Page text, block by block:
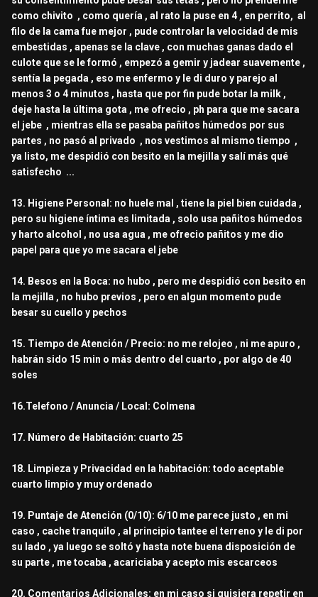
como chivito , como quería , al rato la puse en 4 , en perrito, al
filo de la cama fue mejor , pude controlar la velocidad de mis
embestidas , apenas se la clave , con muchas ganas dado el
culote que se le formó , empezó a gemir y jadear suavemente ,
sentía la pegada , eso me enfermo y le di duro y parejo al
menos 3 o 4 minutos , hasta que por fin pude botar la milk ,
deje hasta la última gota , me ofrecio , ph para que me sacara
el jebe , mientras ella se pasaba pañitos húmedos por sus
partes , no pasó al privado , nos vestimos al mismo tiempo ,
ya listo, me despidió con besito en la mejilla y salí más qué
satisfecho ...
13. Higiene Personal: no huele mal , tiene la piel bien cuidada ,
pero su higiene íntima es limitada , solo usa pañitos húmedos
y harto alcohol , no usa agua , me ofrecio pañitos y me dio
papel para que yo me sacara el jebe
14. Besos en la Boca: no hubo , pero me despidió con besito en
la mejilla , no hubo previos , pero en algun momento pude
besar su cuello y pechos
15. Tiempo de Atención / Precio: no me relojeo , ni me apuro ,
habrán sido 15 min o más dentro del cuarto , por algo de 40
soles
16.Telefono / Anuncia / Local: Colmena
17. Número de Habitación: cuarto 25
18. Limpieza y Privacidad en la habitación: todo aceptable
cuarto limpio y muy ordenado
19. Puntaje de Atención (0/10): 6/10 me parece justo , en mi
caso , cache tranquilo , al principio tantee el terreno y le di por
su lado , ya luego se soltó y hasta note buena disposición de
su parte , me tocaba , acariciaba y acepto mis escarceos
20. Comentarios Adicionales: en mi caso si quisiera repetir en